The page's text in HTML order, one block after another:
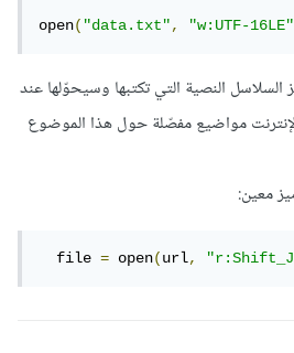
open("data.txt", "w:UTF-
السلاسل النصية التي تكتبها وسيحوّلها عند
مواضيع مفصّلة حول هذا الموضوع
معين:
  file
= open(url,